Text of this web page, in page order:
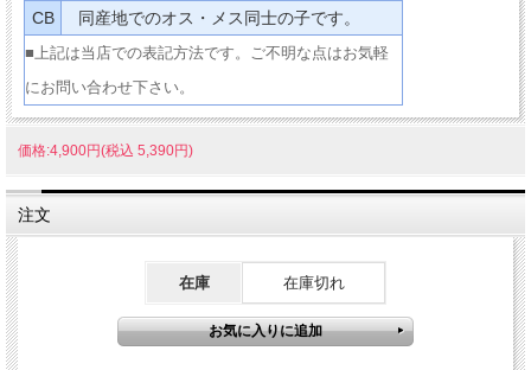
CB
同産地でのオス・メス同士の子です。
■上記は当店での表記方法です。ご不明な点はお気軽
にお問い合わせ下さい。
価格:4,900円(税込 5,390円)
注文
在庫 在庫切れ